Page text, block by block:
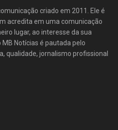
criado em 2011. Ele é
acredita em uma comunicação
lugar, ao interesse da sua
Notícias é pautada pelo
qualidade, jornalismo profissional